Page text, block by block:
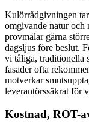
Kulörrådgivningen
omgivande natur och
provmålar gärna
dagsljus före beslut.
vi tåliga, traditionella
fasader ofta
motverkar
leverantörssäkrat för
Kostnad, ROT-